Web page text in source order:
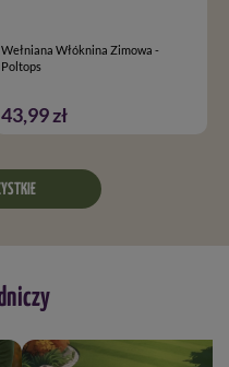
Wełniana Włóknina Zimowa -
Poltops
43,99 zł